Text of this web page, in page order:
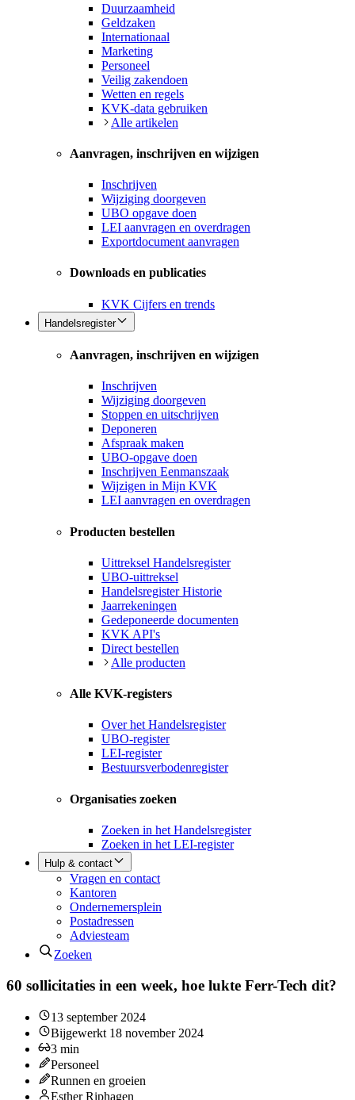
Duurzaamheid
Geldzaken
Internationaal
Marketing
Personeel
Veilig zakendoen
Wetten en regels
KVK-data gebruiken
Alle artikelen
Aanvragen, inschrijven en wijzigen
Inschrijven
Wijziging doorgeven
UBO opgave doen
LEI aanvragen en overdragen
Exportdocument aanvragen
Downloads en publicaties
KVK Cijfers en trends
Handelsregister
Aanvragen, inschrijven en wijzigen
Inschrijven
Wijziging doorgeven
Stoppen en uitschrijven
Deponeren
Afspraak maken
UBO-opgave doen
Inschrijven Eenmanszaak
Wijzigen in Mijn KVK
LEI aanvragen en overdragen
Producten bestellen
Uittreksel Handelsregister
UBO-uittreksel
Handelsregister Historie
Jaarrekeningen
Gedeponeerde documenten
KVK API's
Direct bestellen
Alle producten
Alle KVK-registers
Over het Handelsregister
UBO-register
LEI-register
Bestuursverbodenregister
Organisaties zoeken
Zoeken in het Handelsregister
Zoeken in het LEI-register
Hulp & contact
Vragen en contact
Kantoren
Ondernemersplein
Postadressen
Adviesteam
Zoeken
60 sollicitaties in een week, hoe lukte Ferr-Tech dit?
13 september 2024
Bijgewerkt 18 november 2024
3 min
Personeel
Runnen en groeien
Esther Riphagen